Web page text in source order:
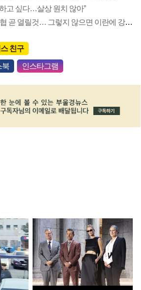
고 싶다…살상 원치 않아”
트럼프 "호르무즈 해협 곧 열릴것… 그렇지 않으면 이란에 강력 공격"
친구
북 인스타그램